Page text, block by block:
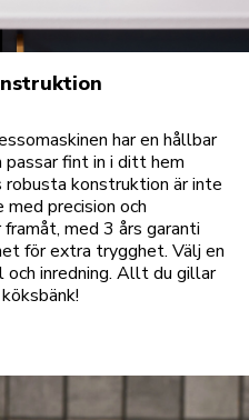
har en hållbar
fint in i ditt hem
konstruktion är inte
precision och
med 3 års garanti
för extra trygghet. Välj en
och inredning. Allt du gillar